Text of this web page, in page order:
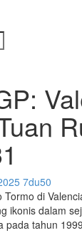
7du50
Tormo di
ikonis dalam
pada tahun